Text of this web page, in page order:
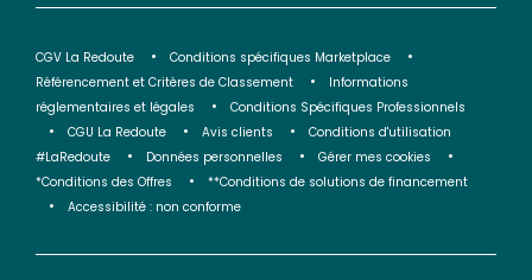
CGV La Redoute
Conditions spécifiques Marketplace
Référencement et Critères de Classement
Informations
réglementaires et légales
Conditions Spécifiques Professionnels
CGU La Redoute
Avis clients
Conditions d'utilisation
#LaRedoute
Données personnelles
Gérer mes cookies
*Conditions des Offres
**Conditions de solutions de financement
Accessibilité : non conforme